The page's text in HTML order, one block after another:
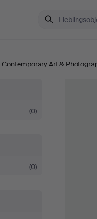
Contemporary Art &
(0)
(0)